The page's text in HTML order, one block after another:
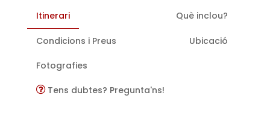
Itinerari Què inclou?
Condicions i Preus Ubicació
Fotografies
Tens dubtes? Pregunta'ns!